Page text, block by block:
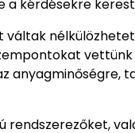
kérdésekre